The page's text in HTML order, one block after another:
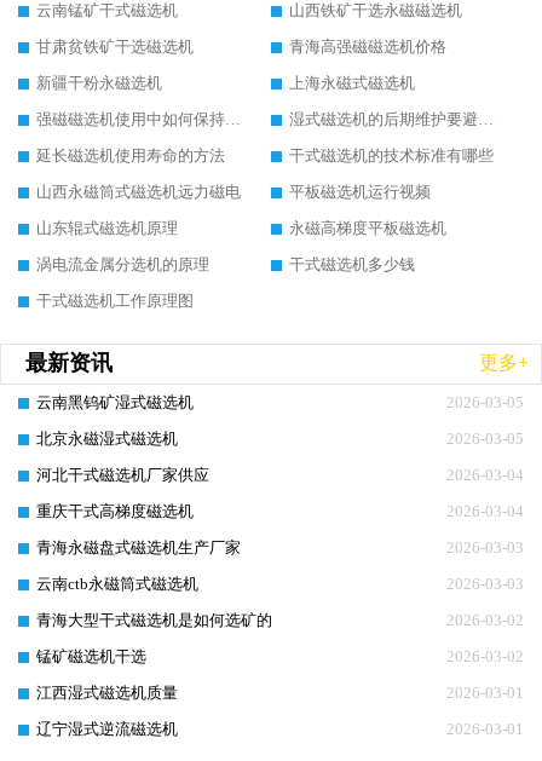
云南锰矿干式磁选机
山西铁矿干选永磁磁选机
甘肃贫铁矿干选磁选机
青海高强磁磁选机价格
新疆干粉永磁选机
上海永磁式磁选机
强磁磁选机使用中如何保持其顺畅运行
湿式磁选机的后期维护要避开哪些坑
延长磁选机使用寿命的方法
干式磁选机的技术标准有哪些
山西永磁筒式磁选机远力磁电
平板磁选机运行视频
山东辊式磁选机原理
永磁高梯度平板磁选机
涡电流金属分选机的原理
干式磁选机多少钱
干式磁选机工作原理图
最新资讯 更多+
2026-03-05
云南黑钨矿湿式磁选机
2026-03-05
北京永磁湿式磁选机
2026-03-04
河北干式磁选机厂家供应
2026-03-04
重庆干式高梯度磁选机
2026-03-03
青海永磁盘式磁选机生产厂家
2026-03-03
云南ctb永磁筒式磁选机
2026-03-02
青海大型干式磁选机是如何选矿的
2026-03-02
锰矿磁选机干选
2026-03-01
江西湿式磁选机质量
2026-03-01
辽宁湿式逆流磁选机